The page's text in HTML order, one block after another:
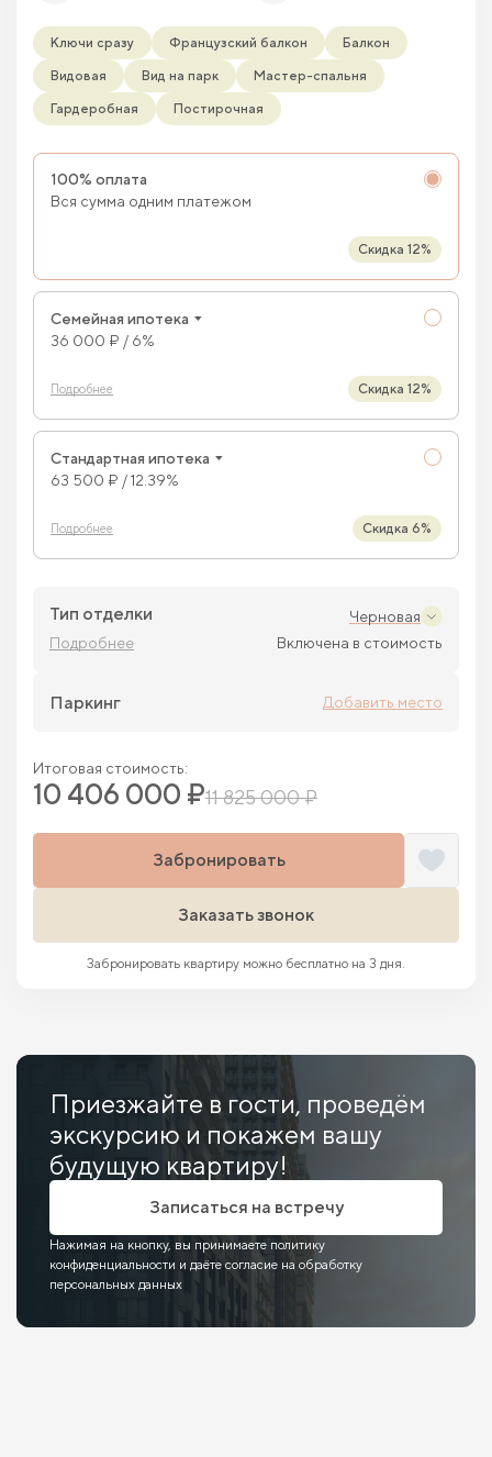
Ключи сразу Французский балкон Балкон
Видовая Вид на парк Мастер-спальня
Гардеробная Постирочная
100% оплата
Вся сумма одним платежом
Скидка 12%
Семейная ипотека
36 000 ₽ / 6%
Подробнее Скидка 12%
Стандартная ипотека
63 500 ₽ / 12.39%
Подробнее Скидка 6%
Тип отделки
Черновая
Подробнее
Включена в стоимость
Паркинг Добавить место
Итоговая стоимость:
10 406 000 ₽11 825 000 ₽
Забронировать
Заказать звонок
Забронировать квартиру можно бесплатно на 3 дня.
Приезжайте в гости, проведём
экскурсию и покажем вашу
будущую квартиру!
Записаться на встречу
Нажимая на кнопку, вы принимаете политику
конфиденциальности и даёте согласие на обработку
персональных данных